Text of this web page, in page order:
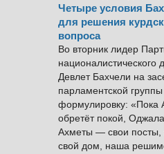
Четыре условия
для решения
вопроса
Во вторник лидер
Девлет Бахчели на
парламентской
формулировку: «Пока
обретёт покой,
Ахметы — свои
свой дом, наша